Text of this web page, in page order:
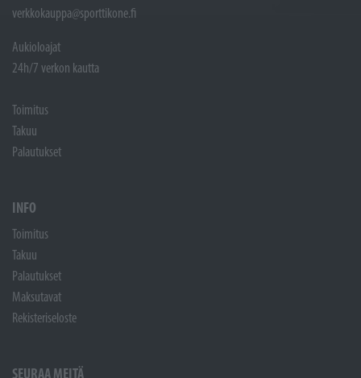
verkkokauppa@sporttikone.fi
Aukioloajat
24h/7 verkon kautta
Toimitus
Takuu
Palautukset
INFO
Toimitus
Takuu
Palautukset
Maksutavat
Rekisteriseloste
SEURAA MEITÄ